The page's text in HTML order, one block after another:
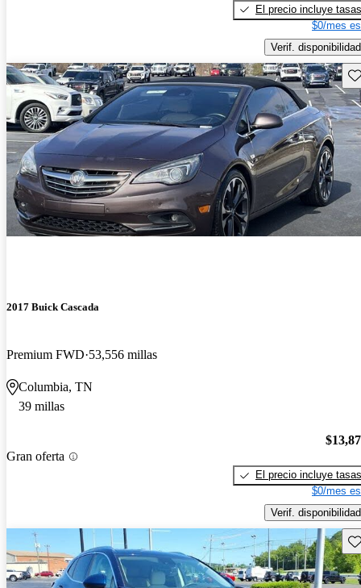
El precio incluye tasas
$0/mes
Verif. disponibilidad
2017 Buick Cascada
Premium FWD 53,556 millas
Columbia, TN
39 millas
Gran oferta
El precio incluye tasas
$0/mes
Verif. disponibilidad